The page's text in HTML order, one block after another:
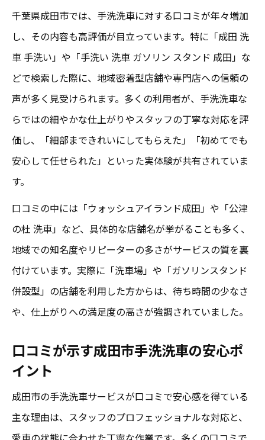
千葉県成田市では、手洗洗車に対する口コミが年々増加
し、その内容も高評価が目立っています。特に「成田 洗
車 手洗い」や「手洗い 洗車 ガソリン スタンド 成田」な
どで検索した際に、地域密着型店舗や専門店への信頼の
声が多く見受けられます。多くの利用者が、手洗洗車な
らではの細やかな仕上がりやスタッフの丁寧な対応を評
価し、「細部まできれいにしてもらえた」「初めてでも
安心して任せられた」といった実体験が共有されていま
す。
口コミの中には「ウォッシュアイランド成田」や「公津
の杜 洗車」など、具体的な店舗名が挙がることも多く、
地域での知名度やリピーターの多さがサービスの質を裏
付けています。実際に「洗車場」や「ガソリンスタンド
併設型」の店舗を利用した方からは、待ち時間の少なさ
や、仕上がりへの満足度の高さが強調されていました。
口コミが示す成田市手洗洗車の安心ポ
イント
成田市の手洗洗車サービスが口コミで安心感を得ている
主な理由は、スタッフのプロフェッショナルな対応と、